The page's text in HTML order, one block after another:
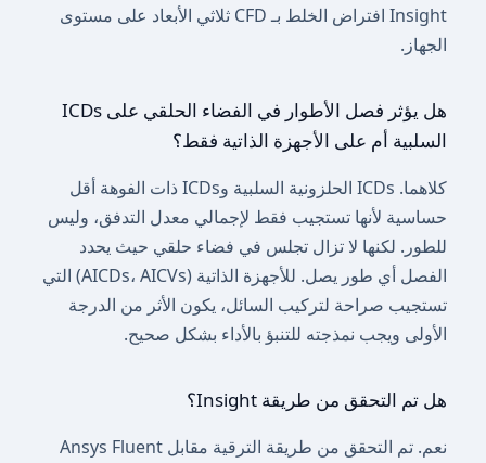
Insight افتراض الخلط بـ CFD ثلاثي الأبعاد على مستوى
الجهاز.
هل يؤثر فصل الأطوار في الفضاء الحلقي على ICDs
السلبية أم على الأجهزة الذاتية فقط؟
كلاهما. ICDs الحلزونية السلبية وICDs ذات الفوهة أقل
حساسية لأنها تستجيب فقط لإجمالي معدل التدفق، وليس
للطور. لكنها لا تزال تجلس في فضاء حلقي حيث يحدد
الفصل أي طور يصل. للأجهزة الذاتية (AICDs، AICVs) التي
تستجيب صراحة لتركيب السائل، يكون الأثر من الدرجة
الأولى ويجب نمذجته للتنبؤ بالأداء بشكل صحيح.
هل تم التحقق من طريقة Insight؟
نعم. تم التحقق من طريقة الترقية مقابل Ansys Fluent